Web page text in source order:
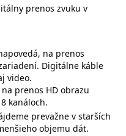
prenos zvuku v
na prenos
Digitálne káble
video.
prenos HD obrazu
kanáloch.
prevažne v starších
objemu dát.